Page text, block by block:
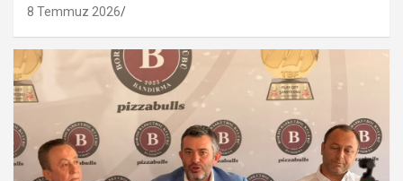
8 Temmuz 2026